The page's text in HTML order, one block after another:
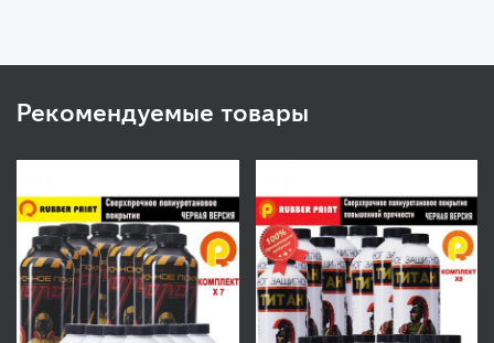
Рекомендуемые товары